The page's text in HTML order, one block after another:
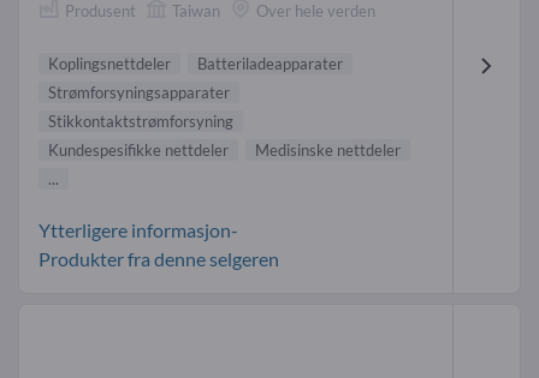
Produsent Taiwan Over hele verden
Koplingsnettdeler
Batteriladeapparater
Strømforsyningsapparater
Stikkontaktstrømforsyning
Kundespesifikke nettdeler
Medisinske nettdeler
...
Ytterligere informasjon-
Produkter fra denne selgeren